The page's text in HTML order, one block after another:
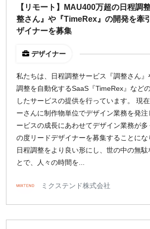
【リモート】MAU400万超の日程調
整さん』や『TimeRex』の開発を牽
ザイナーを募集
デザイナー
私たちは、日程調整サービス『調整さん
調整を自動化するSaaS『TimeRex』など
したサービスの提供を行っています。 現
ーさんに制作物単位でデザイン業務を発
ービスの成長にあわせてデザイン業務が多
の度リードデザイナーを募集することに
日程調整をより良い形にし、世の中の無駄
とで、人々の時間を...
ミクステンド株式会社